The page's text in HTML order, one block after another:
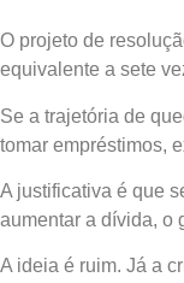
O projeto de
equivalente a sete
Se a trajetória de
tomar empréstimos,
A justificativa é que
aumentar a dívida, o
A ideia é ruim. Já a